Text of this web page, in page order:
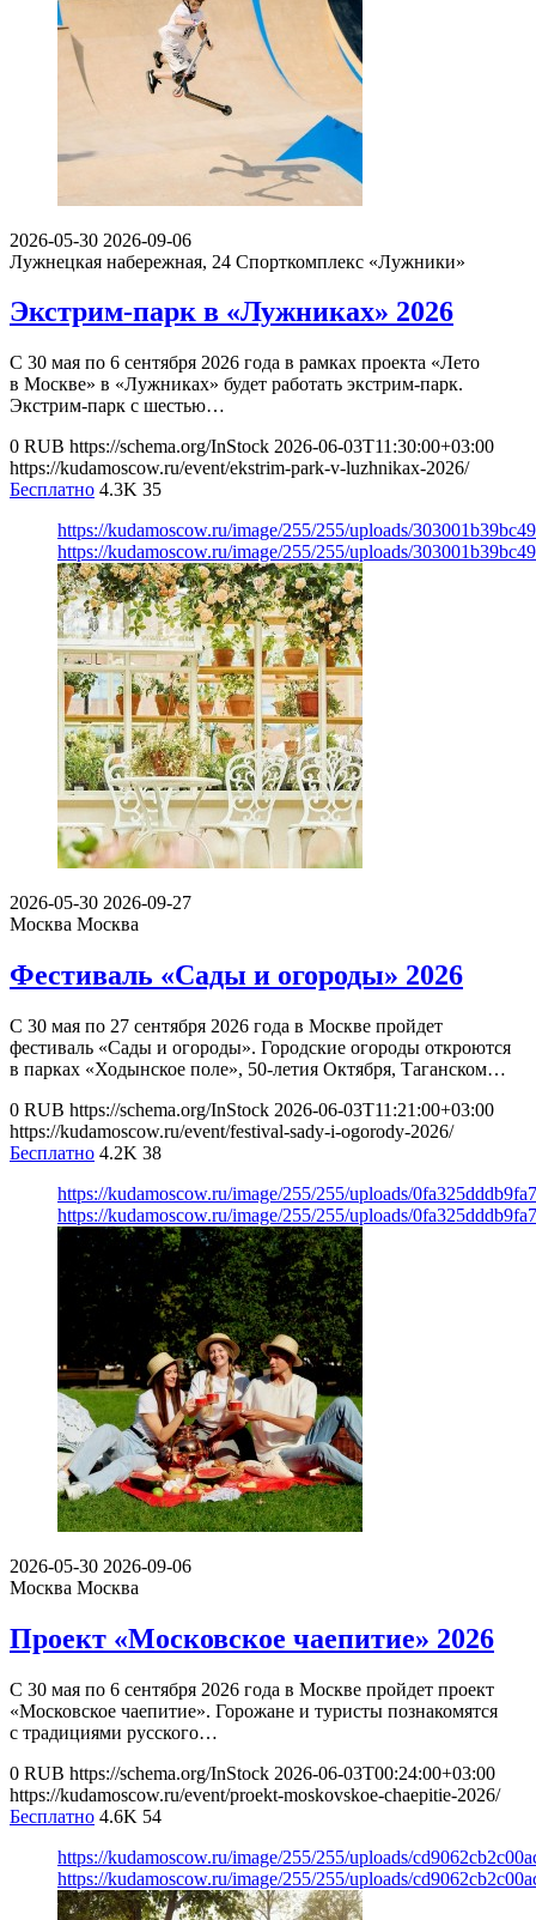
2026-05-30 2026-09-06
Лужнецкая набережная, 24 Спорткомплекс «Лужники»
Экстрим-парк в «Лужниках» 2026
С 30 мая по 6 сентября 2026 года в рамках проекта «Лето
в Москве» в «Лужниках» будет работать экстрим-парк.
Экстрим-парк с шестью…
0 RUB https://schema.org/InStock 2026-06-03T11:30:00+03:00
https://kudamoscow.ru/event/ekstrim-park-v-luzhnikax-2026/
Бесплатно 4.3K 35
https://kudamoscow.ru/image/255/255/uploads/
https://kudamoscow.ru/image/255/255/uploads/
2026-05-30 2026-09-27
Москва Москва
Фестиваль «Сады и огороды» 2026
С 30 мая по 27 сентября 2026 года в Москве пройдет
фестиваль «Сады и огороды». Городские огороды откроются
в парках «Ходынское поле», 50-летия Октября, Таганском…
0 RUB https://schema.org/InStock 2026-06-03T11:21:00+03:00
https://kudamoscow.ru/event/festival-sady-i-ogorody-2026/
Бесплатно 4.2K 38
https://kudamoscow.ru/image/255/255/uploads/
https://kudamoscow.ru/image/255/255/uploads/
2026-05-30 2026-09-06
Москва Москва
Проект «Московское чаепитие» 2026
С 30 мая по 6 сентября 2026 года в Москве пройдет проект
«Московское чаепитие». Горожане и туристы познакомятся
с традициями русского…
0 RUB https://schema.org/InStock 2026-06-03T00:24:00+03:00
https://kudamoscow.ru/event/proekt-moskovskoe-chaepitie-2026/
Бесплатно 4.6K 54
https://kudamoscow.ru/image/255/255/uploads/
https://kudamoscow.ru/image/255/255/uploads/